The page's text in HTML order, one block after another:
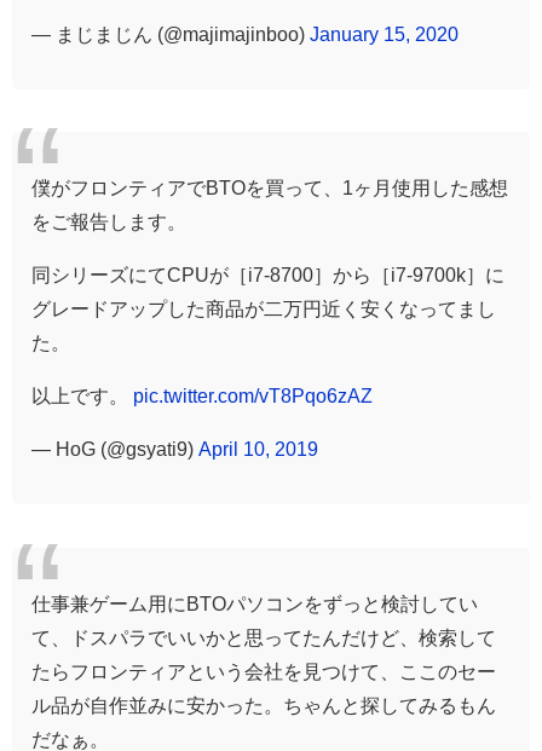
— まじまじん (@majimajinboo) January 15, 2020
僕がフロンティアでBTOを買って、1ヶ月使用した感想
をご報告します。
同シリーズにてCPUが［i7-8700］から［i7-9700k］に
グレードアップした商品が二万円近く安くなってまし
た。
以上です。 pic.twitter.com/vT8Pqo6zAZ
— HoG (@gsyati9) April 10, 2019
仕事兼ゲーム用にBTOパソコンをずっと検討してい
て、ドスパラでいいかと思ってたんだけど、検索して
たらフロンティアという会社を見つけて、ここのセー
ル品が自作並みに安かった。ちゃんと探してみるもん
だなぁ。